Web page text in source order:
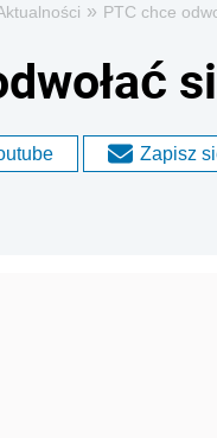
» PTC chce
Zapisz